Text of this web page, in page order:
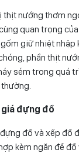
nướng thơm
quan trọng
giữ nhiệt nhập
phần thịt
sém trong quá
giá đựng đồ
đồ và xếp đồ
kèm ngăn để đồ